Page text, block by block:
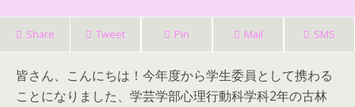
Share Tweet Pin Mail SMS
皆さん、こんにちは！今年度から学生委員として携わる
ことになりました、学芸学部心理行動科学科2年の古林